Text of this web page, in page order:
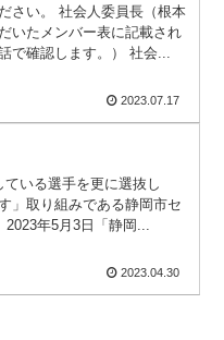
さい。 社会人委員長（根本
いたメンバー表に記載され
で確認します。） 社会...
2023.07.17
いる選手を更に選抜し
」取り組みである静岡市セ
年5月3日「静岡...
2023.04.30